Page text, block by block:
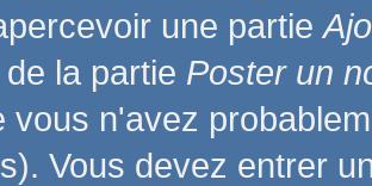
une partie
la partie Poster un
vous n'avez
Vous devez entrer